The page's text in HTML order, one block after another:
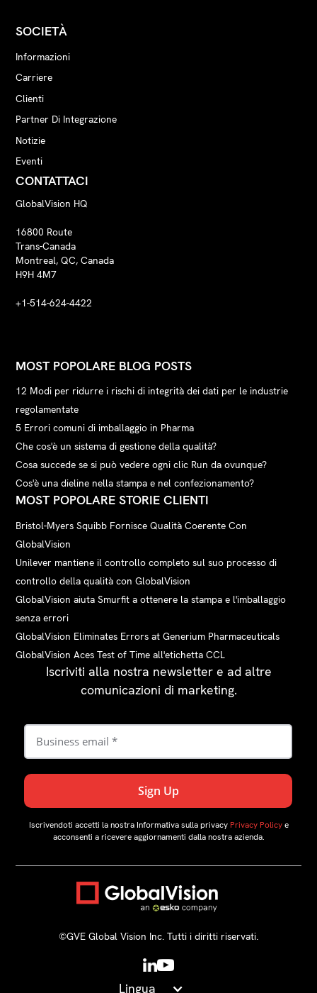
SOCIETÀ
Informazioni
Carriere
Clienti
Partner Di Integrazione
Notizie
Eventi
CONTATTACI
GlobalVision HQ
16800 Route
Trans-Canada
Montreal, QC, Canada
H9H 4M7
+1-514-624-4422
MOST POPOLARE BLOG POSTS
12 Modi per ridurre i rischi di integrità dei dati per le industrie
regolamentate
5 Errori comuni di imballaggio in Pharma
Che cos'è un sistema di gestione della qualità?
Cosa succede se si può vedere ogni clic Run da ovunque?
Cos'è una dieline nella stampa e nel confezionamento?
MOST POPOLARE STORIE CLIENTI
Bristol-Myers Squibb Fornisce Qualità Coerente Con
GlobalVision
Unilever mantiene il controllo completo sul suo processo di
controllo della qualità con GlobalVision
GlobalVision aiuta Smurfit a ottenere la stampa e l'imballaggio
senza errori
GlobalVision Eliminates Errors at Generium Pharmaceuticals
GlobalVision Aces Test of Time all'etichetta CCL
Iscriviti alla nostra newsletter e ad altre
comunicazioni di marketing.
Iscrivendoti accetti la nostra Informativa sulla privacy Privacy Policye
acconsenti a ricevere aggiornamenti dalla nostra azienda.
©️GVE Global Vision Inc. Tutti i diritti riservati.
Lingua